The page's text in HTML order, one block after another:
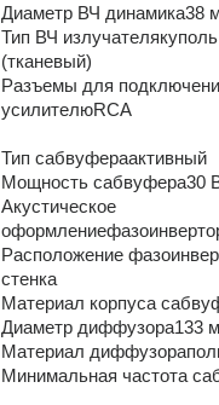
Диаметр ВЧ динамика38
Тип ВЧ
(тканевый)
Разъемы для
усилителюRCA
Тип сабвуфераактивный
Мощность сабвуфера30
Акустическое
Расположение
стенка
Материал корпуса
Диаметр диффузора133
Материал
Минимальная частота